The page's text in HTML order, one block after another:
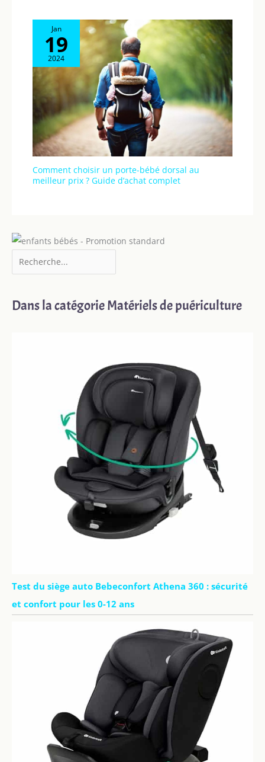
de l'appui-tête sans avoir
besoin de remettre à
l'attache
Jan
19
2024
Comment choisir un porte-bébé dorsal au
meilleur prix ? Guide d’achat complet
Dans la catégorie Matériels de puériculture
Test du siège auto Bebeconfort Athena 360 : sécurité
et confort pour les 0-12 ans